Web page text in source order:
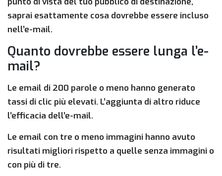
saprai esattamente cosa dovrebbe essere incluso
nell’e-mail.
Quanto dovrebbe essere lunga l’e-
mail?
Le email di 200 parole o meno hanno generato
tassi di clic più elevati. L’aggiunta di altro riduce
l’efficacia dell’e-mail.
Le email con tre o meno immagini hanno avuto
risultati migliori rispetto a quelle senza immagini o
con più di tre.